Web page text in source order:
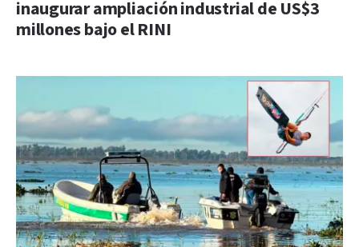
inaugurar ampliación industrial de US$3
millones bajo el RINI